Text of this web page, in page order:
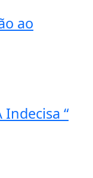
ao
Indecisa “